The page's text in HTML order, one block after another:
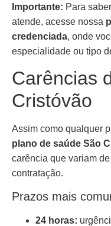
Importante: Para
atende, acesse nossa
credenciada, onde
especialidade ou tipo
Carências
Cristóvão
Assim como qualquer
plano de saúde São
carência que variam
contratação.
Prazos mais
24 horas: